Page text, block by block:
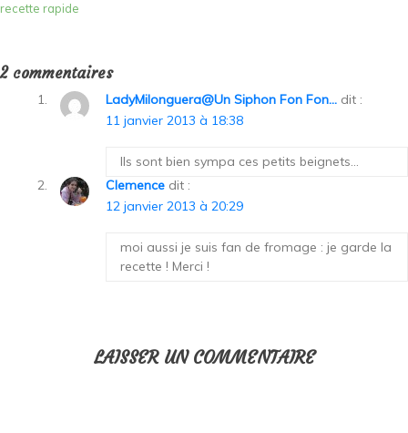
recette rapide
2 commentaires
LadyMilonguera@Un Siphon Fon Fon... dit :
11 janvier 2013 à 18:38
Ils sont bien sympa ces petits beignets…
Clemence dit :
12 janvier 2013 à 20:29
moi aussi je suis fan de fromage : je garde la
recette ! Merci !
LAISSER UN COMMENTAIRE